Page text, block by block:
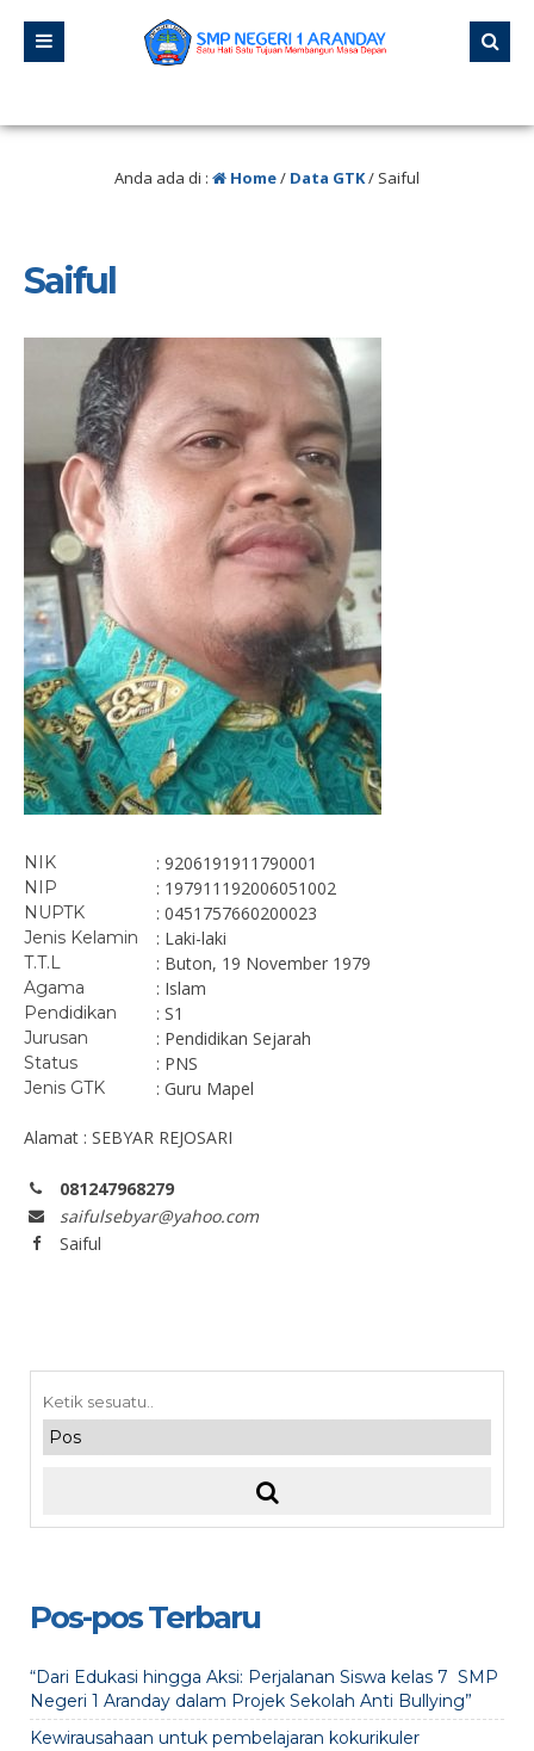
Anda ada di : Home/ Data GTK/ Saiful
Saiful
NIK : 9206191911790001
NIP : 197911192006051002
NUPTK : 0451757660200023
Jenis Kelamin : Laki-laki
T.T.L : Buton, 19 November 1979
Agama : Islam
Pendidikan : S1
Jurusan : Pendidikan Sejarah
Status : PNS
Jenis GTK : Guru Mapel
Alamat : SEBYAR REJOSARI
081247968279
saifulsebyar@yahoo.com
Saiful
Pos-pos Terbaru
“Dari Edukasi hingga Aksi: Perjalanan Siswa kelas 7 SMP
Negeri 1 Aranday dalam Projek Sekolah Anti Bullying”
Kewirausahaan untuk pembelajaran kokurikuler